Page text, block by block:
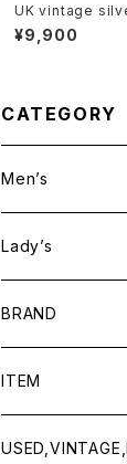
UK vintage
acelet
¥9,900
CATEGORY
Men’s
Lady’s
BRAND
BAICYCLON by
Baserange
ITEM
Men